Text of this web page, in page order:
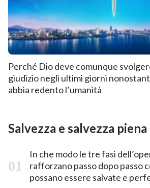
Perché Dio deve comunque
giudizio negli ultimi giorni
abbia redento l’umanità
Salvezza e salvezza piena
In che modo le tre fasi
rafforzano passo dopo passo
possano essere salvate e